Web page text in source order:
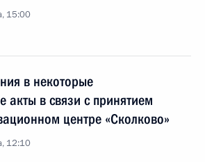
15:00
в некоторые
акты в связи с принятием
центре «Сколково»
12:10